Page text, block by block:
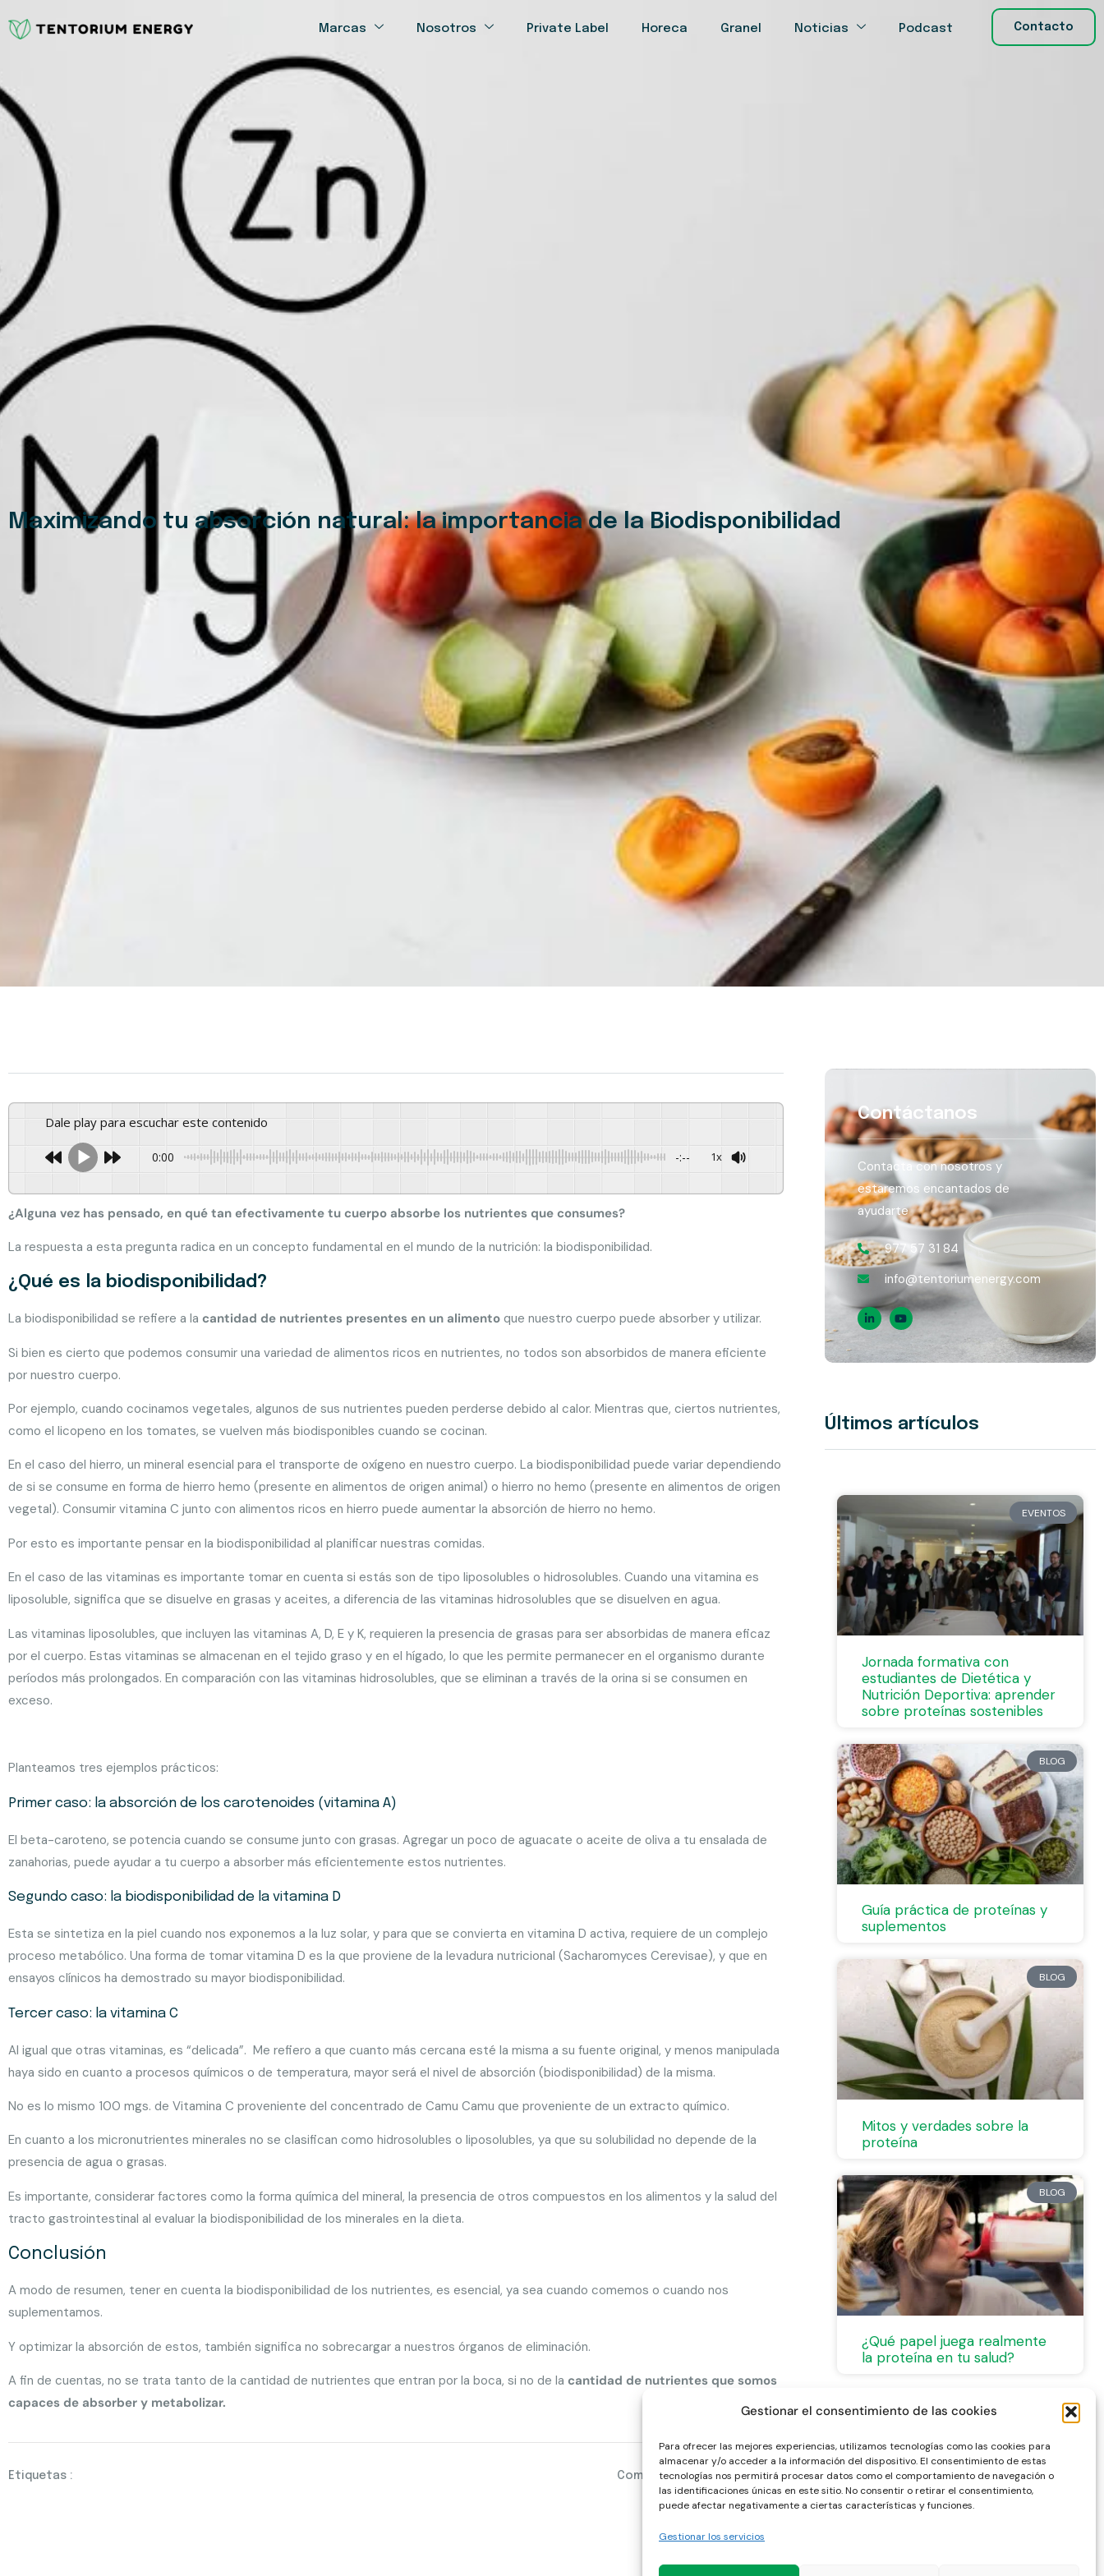
Gestionar el consentimiento de las cookies
Para ofrecer las mejores experiencias, utilizamos tecnologías como las cookies para
almacenar y/o acceder a la información del dispositivo. El consentimiento de estas
tecnologías nos permitirá procesar datos como el comportamiento de navegación o
las identificaciones únicas en este sitio. No consentir o retirar el consentimiento,
puede afectar negativamente a ciertas características y funciones.
Gestionar los servicios
Marcas Nosotros Private Label Horeca Granel Noticias Podcast Contacto
Maximizando tu absorción natural: la importancia de la Biodisponibilidad
Dale play para escuchar este contenido
0:00 -:-- 1x
¿Alguna vez has pensado, en qué tan efectivamente tu cuerpo absorbe los nutrientes que consumes?
La respuesta a esta pregunta radica en un concepto fundamental en el mundo de la nutrición: la biodisponibilidad.
¿Qué es la biodisponibilidad?
La biodisponibilidad se refiere a la cantidad de nutrientes presentes en un alimento que nuestro cuerpo puede absorber y utilizar.
Si bien es cierto que podemos consumir una variedad de alimentos ricos en nutrientes, no todos son absorbidos de manera eficiente
por nuestro cuerpo.
Por ejemplo, cuando cocinamos vegetales, algunos de sus nutrientes pueden perderse debido al calor. Mientras que, ciertos nutrientes,
como el licopeno en los tomates, se vuelven más biodisponibles cuando se cocinan.
En el caso del hierro, un mineral esencial para el transporte de oxígeno en nuestro cuerpo. La biodisponibilidad puede variar dependiendo
de si se consume en forma de hierro hemo (presente en alimentos de origen animal) o hierro no hemo (presente en alimentos de origen
vegetal). Consumir vitamina C junto con alimentos ricos en hierro puede aumentar la absorción de hierro no hemo.
Por esto es importante pensar en la biodisponibilidad al planificar nuestras comidas.
En el caso de las vitaminas es importante tomar en cuenta si estás son de tipo liposolubles o hidrosolubles. Cuando una vitamina es
liposoluble, significa que se disuelve en grasas y aceites, a diferencia de las vitaminas hidrosolubles que se disuelven en agua.
Las vitaminas liposolubles, que incluyen las vitaminas A, D, E y K, requieren la presencia de grasas para ser absorbidas de manera eficaz
por el cuerpo. Estas vitaminas se almacenan en el tejido graso y en el hígado, lo que les permite permanecer en el organismo durante
períodos más prolongados. En comparación con las vitaminas hidrosolubles, que se eliminan a través de la orina si se consumen en
exceso.
Planteamos tres ejemplos prácticos:
Primer caso: la absorción de los carotenoides (vitamina A)
El beta-caroteno, se potencia cuando se consume junto con grasas. Agregar un poco de aguacate o aceite de oliva a tu ensalada de
zanahorias, puede ayudar a tu cuerpo a absorber más eficientemente estos nutrientes.
Segundo caso: la biodisponibilidad de la vitamina D
Esta se sintetiza en la piel cuando nos exponemos a la luz solar, y para que se convierta en vitamina D activa, requiere de un complejo
proceso metabólico. Una forma de tomar vitamina D es la que proviene de la levadura nutricional (Sacharomyces Cerevisae), y que en
ensayos clínicos ha demostrado su mayor biodisponibilidad.
Tercer caso: la vitamina C
Al igual que otras vitaminas, es “delicada”. Me refiero a que cuanto más cercana esté la misma a su fuente original, y menos manipulada
haya sido en cuanto a procesos químicos o de temperatura, mayor será el nivel de absorción (biodisponibilidad) de la misma.
No es lo mismo 100 mgs. de Vitamina C proveniente del concentrado de Camu Camu que proveniente de un extracto químico.
En cuanto a los micronutrientes minerales no se clasifican como hidrosolubles o liposolubles, ya que su solubilidad no depende de la
presencia de agua o grasas.
Es importante, considerar factores como la forma química del mineral, la presencia de otros compuestos en los alimentos y la salud del
tracto gastrointestinal al evaluar la biodisponibilidad de los minerales en la dieta.
Conclusión
A modo de resumen, tener en cuenta la biodisponibilidad de los nutrientes, es esencial, ya sea cuando comemos o cuando nos
suplementamos.
Y optimizar la absorción de estos, también significa no sobrecargar a nuestros órganos de eliminación.
A fin de cuentas, no se trata tanto de la cantidad de nutrientes que entran por la boca, si no de la cantidad de nutrientes que somos
capaces de absorber y metabolizar.
Etiquetas : Comparte :
Contáctanos
Contacta con nosotros y
estaremos encantados de
ayudarte
977 57 31 84
info@tentoriumenergy.com
Últimos artículos
EVENTOS
Jornada formativa con
estudiantes de Dietética y
Nutrición Deportiva: aprender
sobre proteínas sostenibles
BLOG
Guía práctica de proteínas y
suplementos
BLOG
Mitos y verdades sobre la
proteína
BLOG
¿Qué papel juega realmente
la proteína en tu salud?